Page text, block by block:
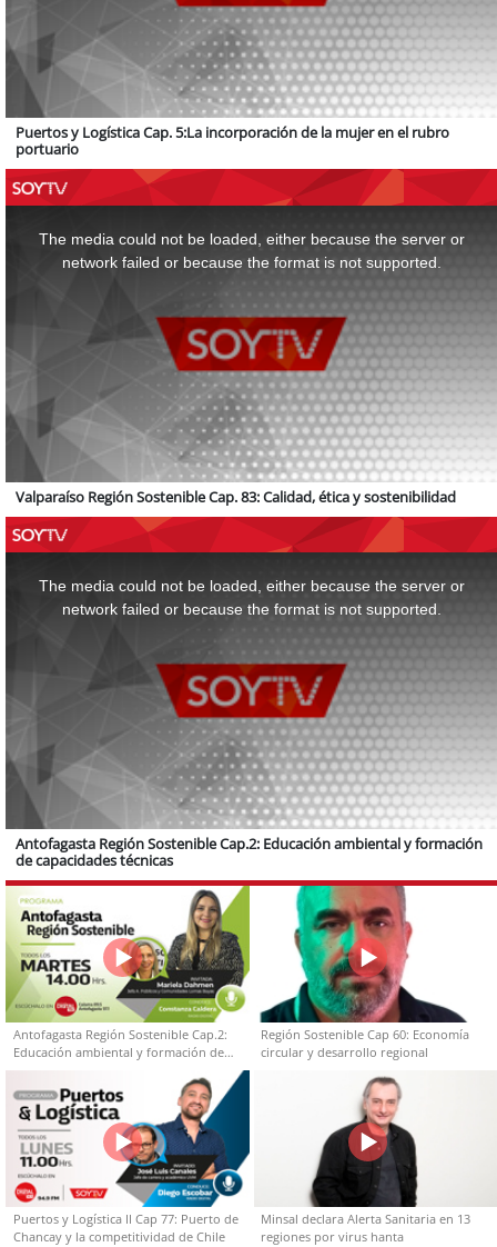
Puertos y Logística Cap. 5:La incorporación de la mujer en el rubro
portuario
The media could not be loaded, either because the server or
network failed or because the format is not supported.
Valparaíso Región Sostenible Cap. 83: Calidad, ética y sostenibilidad
The media could not be loaded, either because the server or
network failed or because the format is not supported.
Antofagasta Región Sostenible Cap.2: Educación ambiental y formación
de capacidades técnicas
Antofagasta Región Sostenible Cap.2:
Educación ambiental y formación de
capacidades técnicas
Región Sostenible Cap 60: Economía
circular y desarrollo regional
Puertos y Logística II Cap 77: Puerto de
Chancay y la competitividad de Chile
Minsal declara Alerta Sanitaria en 13
regiones por virus hanta